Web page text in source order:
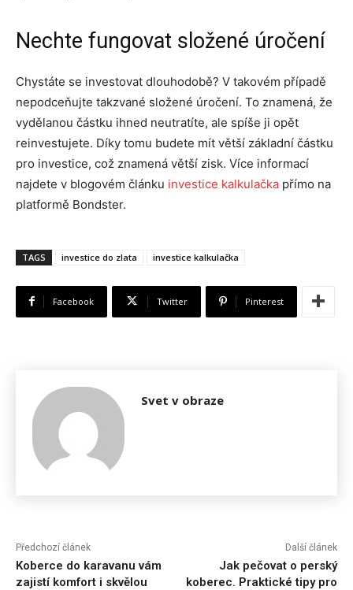
Nechte fungovat složené úročení
Chystáte se investovat dlouhodobě? V takovém případě
nepodceňujte takzvané složené úročení. To znamená, že
vydělanou částku ihned neutratíte, ale spíše ji opět
reinvestujete. Díky tomu budete mít větší základní částku
pro investice, což znamená větší zisk. Více informací
najdete v blogovém článku investice kalkulačka přímo na
platformě Bondster.
TAGS investice do zlata investice kalkulačka
Facebook Twitter Pinterest
Svet v obraze
Předchozí článek
Koberce do karavanu vám
zajistí komfort i skvělou
Další článek
Jak pečovat o perský
koberec. Praktické tipy pro